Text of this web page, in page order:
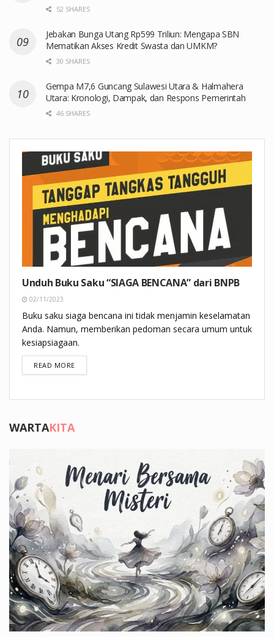
52 SHARES
Jebakan Bunga Utang Rp599 Triliun: Mengapa SBN
Mematikan Akses Kredit Swasta dan UMKM?
30 SHARES
Gempa M7,6 Guncang Sulawesi Utara & Halmahera
Utara: Kronologi, Dampak, dan Respons Pemerintah
46 SHARES
Unduh Buku Saku “SIAGA BENCANA” dari BNPB
02/11/2023
Buku saku siaga bencana ini tidak menjamin keselamatan
Anda. Namun, memberikan pedoman secara umum untuk
kesiapsiagaan.
READ MOREDETAILS
WARTAKITA